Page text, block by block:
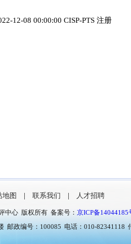
12-08 00:00:00 CISP-PTS 注册
地图 联系我们 人才招聘
中心 版权所有 备案号： 京ICP备14044185
邮政编号：100085 电话：010-82341118